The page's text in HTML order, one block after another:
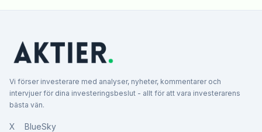
Vi förser investerare med analyser, nyheter, kommentarer och
intervjuer för dina investeringsbeslut - allt för att vara investerarens
bästa vän.
X BlueSky